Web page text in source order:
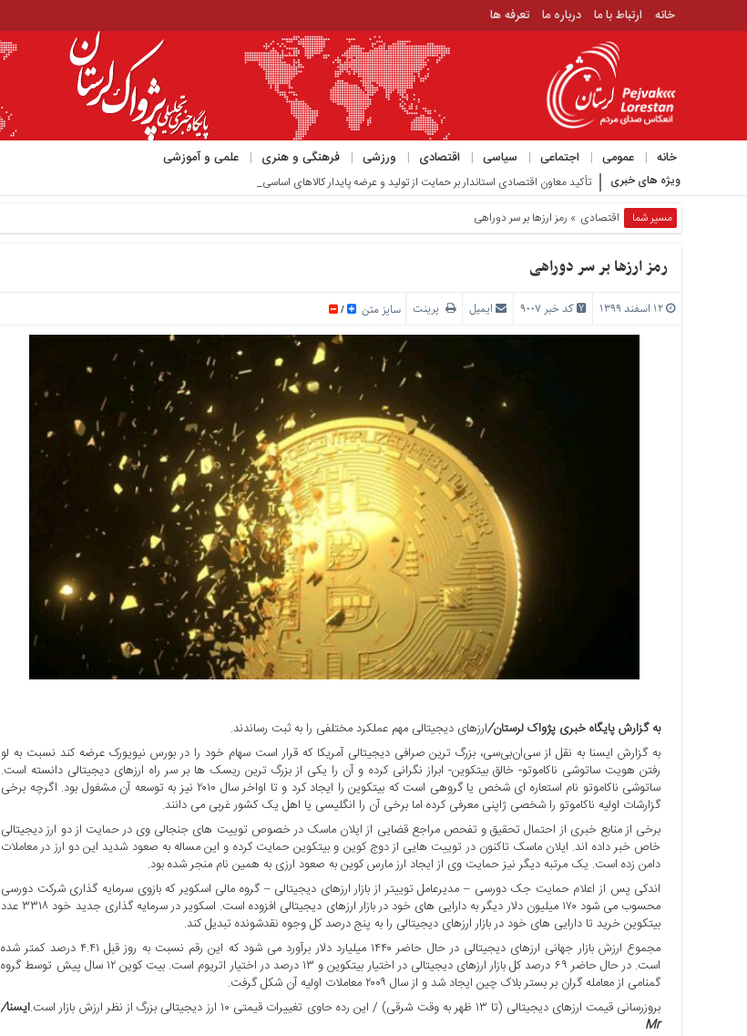
خانه ارتباط با ما درباره ما تعرفه ها
خانه عمومی اجتماعی سیاسی اقتصادی ورزشی فرهنگی و هنری علمی و آموزشی
ارتباط
ویژه های خبری ویدیوی عجیبی که حمید رسا_
مسیر شما اقتصادی » رمز ارزها بر سر دوراهی
رمز ارزها بر سر دوراهی
کد خبر 9007 ایمیل پرینت سایز متن /
به گزارش پایگاه خبری پژواک لرستان/ارزهای دیجیتالی مهم عملکرد مختلفی را به ثبت رساندند.
به گزارش ایسنا به نقل از سی‌ان‌بی‌سی، بزرگ ترین صرافی دیجیتالی آمریکا که قرار است سهام خود را در بورس نیویورک عرضه کند نسبت به لو
رفتن هویت ساتوشی ناکاموتو- خالق بیتکوین- ابراز نگرانی کرده و آن را یکی از بزرگ ترین ریسک ها بر سر راه ارزهای دیجیتالی دانسته است.
ساتوشی ناکاموتو نام استعاره ای شخص یا گروهی است که بیتکوین را ایجاد کرد و تا اواخر سال ۲۰۱۰ نیز به توسعه آن مشغول بود. اگرچه برخی
گزارشات اولیه ناکاموتو را شخصی ژاپنی معرفی کرده اما برخی آن را انگلیسی یا اهل یک کشور غربی می دانند.
برخی از منابع خبری از احتمال تحقیق و تفحص مراجع قضایی از ایلان ماسک در خصوص توییت های جنجالی وی در حمایت از دو ارز دیجیتالی
خاص خبر داده اند. ایلان ماسک تاکنون در توییت هایی از دوج کوین و بیتکوین حمایت کرده و این مساله به صعود شدید این دو ارز در معاملات
دامن زده است. یک مرتبه دیگر نیز حمایت وی از ایجاد ارز مارس کوین به صعود ارزی به همین نام منجر شده بود.
اندکی پس از اعلام حمایت جک دورسی – مدیرعامل توییتر از بازار ارزهای دیجیتالی – گروه مالی اسکویر که بازوی سرمایه گذاری شرکت دورسی
محسوب می شود ۱۷۰ میلیون دلار دیگر به دارایی های خود در بازار ارزهای دیجیتالی افزوده است. اسکویر در سرمایه گذاری جدید خود ۳۳۱۸ عدد
بیتکوین خرید تا دارایی های خود در بازار ارزهای دیجیتالی را به پنج درصد کل وجوه نقدشونده تبدیل کند.
مجموع ارزش بازار جهانی ارزهای دیجیتالی در حال حاضر ۱۴۴۰ میلیارد دلار برآورد می شود که این رقم نسبت به روز قبل ۴.۴۱ درصد کمتر شده
است. در حال حاضر ۶۹ درصد کل بازار ارزهای دیجیتالی در اختیار بیتکوین و ۱۳ درصد در اختیار اتریوم است. بیت کوین ۱۲ سال پیش توسط گروه
گمنامی از معامله گران بر بستر بلاک چین ایجاد شد و از سال ۲۰۰۹ معاملات اولیه آن شکل گرفت.
بروزرسانی قیمت ارزهای دیجیتالی (تا ۱۳ ظهر به وقت شرقی) / این رده حاوی تغییرات قیمتی ۱۰ ارز دیجیتالی بزرگ از نظر ارزش بازار است.
ایسنا/
Mr